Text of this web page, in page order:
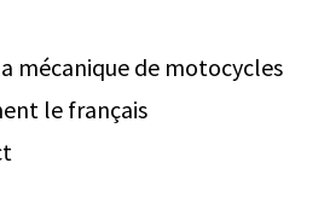
mécanique de motocycles
le français